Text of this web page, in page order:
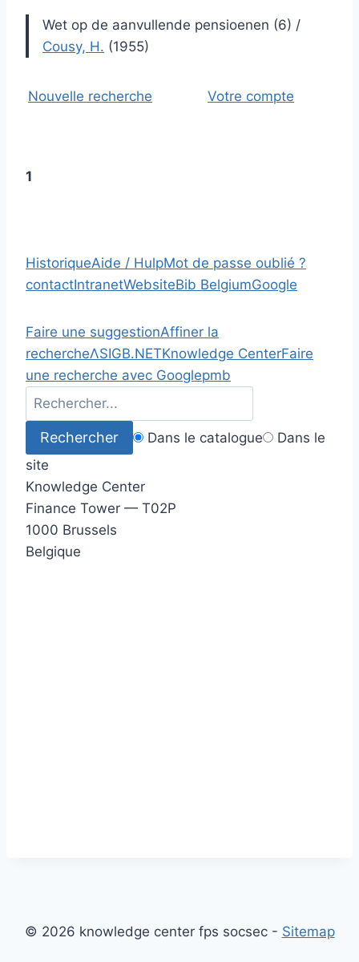
Wet op de aanvullende pensioenen (6) /
Cousy, H. (1955)
Nouvelle recherche Votre compte
1
HistoriqueAide / HulpMot de passe oublié ?
contactIntranetWebsiteBib BelgiumGoogle
Faire une suggestionAffiner la
rechercheΛSIGB.NETKnowledge CenterFaire
une recherche avec Googlepmb
Dans le catalogue
Dans le
site
Knowledge Center
Finance Tower — T02P
1000 Brussels
Belgique
© 2026 knowledge center fps socsec - Sitemap